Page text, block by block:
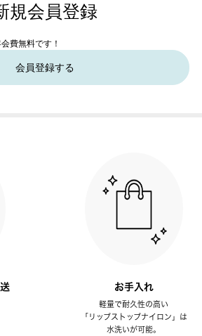
規会員登録
費無料です！
会員登録する
お手入れ
軽量で耐久性の高い
「リップストップナイロン」は
水洗いが可能。